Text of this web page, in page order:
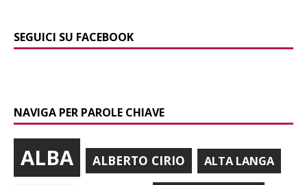
SEGUICI SU FACEBOOK
NAVIGA PER PAROLE CHIAVE
ALBA ALBERTO CIRIO ALTA LANGA